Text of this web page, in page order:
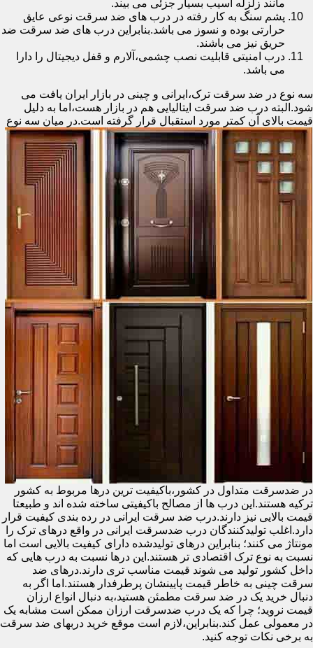
مانند زلزله آسیب بسیار جزئی می بیند.
پشم سنگ به کار رفته در درب های ضد سرقت نوعی عایق
حرارتی بوده و نسوز می باشد.بنابراین درب های ضد سرقت ضد
حریق نیز می باشند.
درب امنیتی قابلیت نصب چشمی،آلارم و قفل دیجیتال را دارا
می باشد.
سه نوع در ضد سرقت ترک،ایرانی و چینی در بازار ایران یافت می
شود.البته درب ضد سرقت ایتالیایی هم در بازار هست،اما به دلیل
قیمت بالای آن کمتر مورد استقبال قرار گرفته است.در میان سه نوع
در ضدسرقت متداول در کشور،باکیفیت ترین درها مربوط به کشور
ترکیه هستند.این درب ها از مصالح باکیفیتی ساخته شده اند و طبیعتا
قیمت بالایی نیز دارند.درب ضد سرقت ایرانی در رده بندی کیفیت قرار
دارد.اغلب تولیدکنندگان درب ضدسرقت ایرانی در واقع درهای ترک را
مونتاژ می کنند؛ بنابراین درهای تولیدشده دارای کیفیت بالایی است اما
نسبت به نوع ترک اقتصادی تر هستند.این درها نسبت به درب هایی که
داخل کشور تولید می شوند قیمت مناسب تری دارند.درهای ضد
سرقت چینی به خاطر قیمت پایینشان پرطرفدار هستند.اما اگر به
دنبال خرید یک در ضد سرقت مطمئن هستید،به دنبال انواع ارزان
قیمت نروید؛ چرا که یک درب ضدسرقت ارزان ممکن است مشابه یک
در معمولی عمل کند.بنابراین،لازم است موقع خرید دربهای ضد سرقت
به برخی نکات توجه کنید.